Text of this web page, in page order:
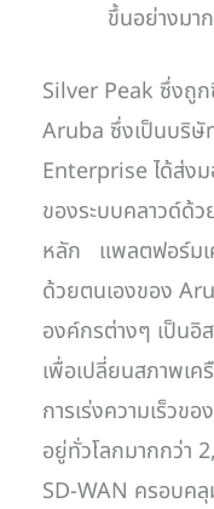
ขึ้นอย่างมาก
Silver Peak ซึ่งถูก
Aruba ซึ่งเป็นบริษั
Enterprise ได้ส่ง
ของระบบคลาวด์ด้ว
หลัก แพลตฟอร์มเ
ด้วยตนเองของ
องค์กรต่างๆ เป็นอิ
เพื่อเปลี่ยนสภาพเค
การเร่งความเร็วข
อยู่ทั่วโลกมากกว่า
SD-WAN ครอบคลุ